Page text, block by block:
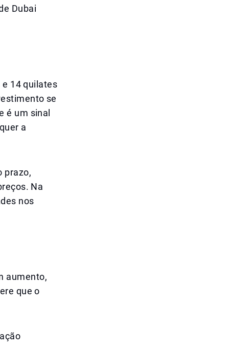
Dubai
e 14 quilates
se
é um sinal
a
prazo,
Na
nos
aumento,
que o